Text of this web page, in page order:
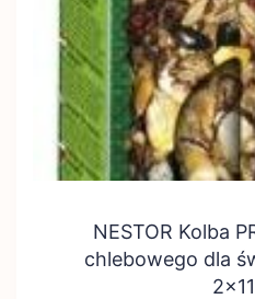
NESTOR Kolba
chlebowego dla